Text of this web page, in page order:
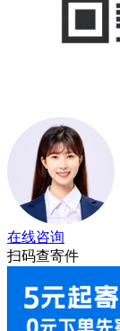
在线咨询
扫码查寄件